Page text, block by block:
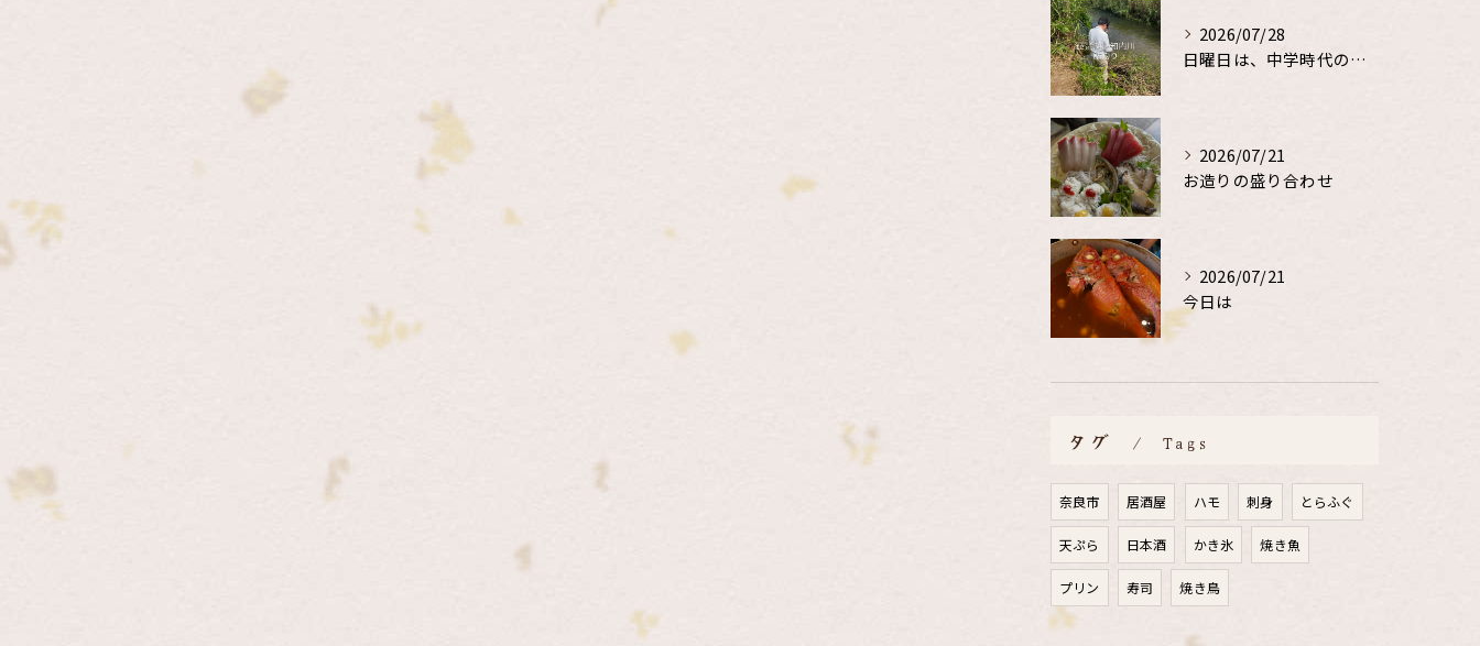
2026/07/28
日曜日は、中学時代の、同級生と鮎釣り
2026/07/21
お造りの盛り合わせ
2026/07/21
今日は
タグ Tags
奈良市 居酒屋 ハモ 刺身 とらふぐ
天ぷら 日本酒 かき氷 焼き魚
プリン 寿司 焼き鳥